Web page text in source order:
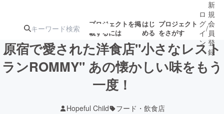
プロジェクトを掲
載するには
はじ
める
プロジェクト
をさがす
注目の新着プロ 募集終了が近いプ
ロ
グ
イ
ン
/
新
規
会
員
登
録
原宿で愛された洋食店"小さなレスト
ランROMMY" あの懐かしい味をもう
一度！
Hopeful Child フード・飲食店